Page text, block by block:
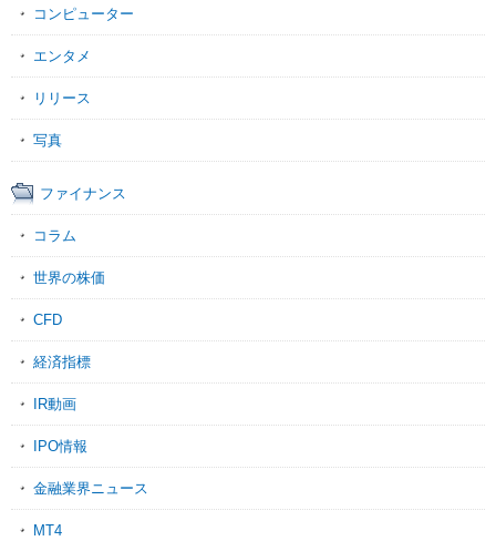
コンピューター
エンタメ
リリース
写真
ファイナンス
コラム
世界の株価
CFD
経済指標
IR動画
IPO情報
金融業界ニュース
MT4